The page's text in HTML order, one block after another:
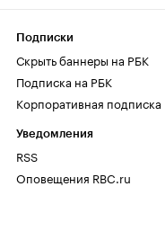
Подписки
Скрыть баннеры на РБК
Подписка на РБК
Корпоративная подписка
Уведомления
RSS
Оповещения RBC.ru